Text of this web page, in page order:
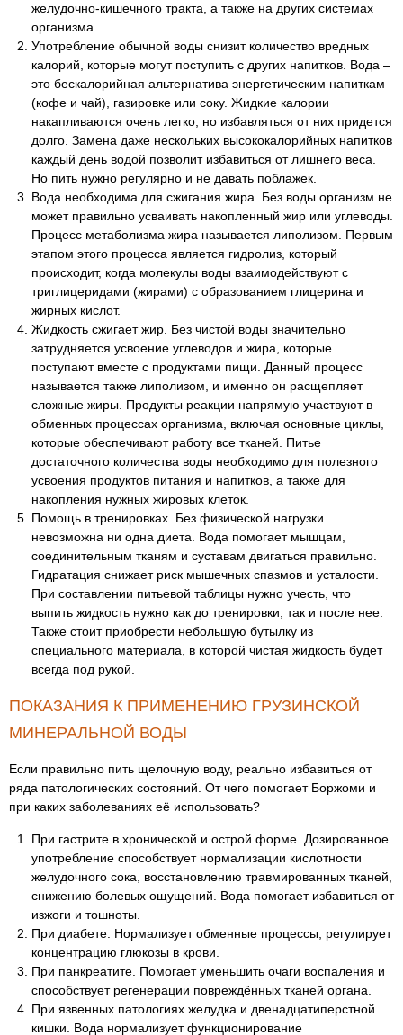
желудочно-кишечного тракта, а также на других системах
организма.
Употребление обычной воды снизит количество вредных
калорий, которые могут поступить с других напитков. Вода –
это бескалорийная альтернатива энергетическим напиткам
(кофе и чай), газировке или соку. Жидкие калории
накапливаются очень легко, но избавляться от них придется
долго. Замена даже нескольких высококалорийных напитков
каждый день водой позволит избавиться от лишнего веса.
Но пить нужно регулярно и не давать поблажек.
Вода необходима для сжигания жира. Без воды организм не
может правильно усваивать накопленный жир или углеводы.
Процесс метаболизма жира называется липолизом. Первым
этапом этого процесса является гидролиз, который
происходит, когда молекулы воды взаимодействуют с
триглицеридами (жирами) с образованием глицерина и
жирных кислот.
Жидкость сжигает жир. Без чистой воды значительно
затрудняется усвоение углеводов и жира, которые
поступают вместе с продуктами пищи. Данный процесс
называется также липолизом, и именно он расщепляет
сложные жиры. Продукты реакции напрямую участвуют в
обменных процессах организма, включая основные циклы,
которые обеспечивают работу все тканей. Питье
достаточного количества воды необходимо для полезного
усвоения продуктов питания и напитков, а также для
накопления нужных жировых клеток.
Помощь в тренировках. Без физической нагрузки
невозможна ни одна диета. Вода помогает мышцам,
соединительным тканям и суставам двигаться правильно.
Гидратация снижает риск мышечных спазмов и усталости.
При составлении питьевой таблицы нужно учесть, что
выпить жидкость нужно как до тренировки, так и после нее.
Также стоит приобрести небольшую бутылку из
специального материала, в которой чистая жидкость будет
всегда под рукой.
ПОКАЗАНИЯ К ПРИМЕНЕНИЮ ГРУЗИНСКОЙ
МИНЕРАЛЬНОЙ ВОДЫ
Если правильно пить щелочную воду, реально избавиться от
ряда патологических состояний. От чего помогает Боржоми и
при каких заболеваниях её использовать?
При гастрите в хронической и острой форме. Дозированное
употребление способствует нормализации кислотности
желудочного сока, восстановлению травмированных тканей,
снижению болевых ощущений. Вода помогает избавиться от
изжоги и тошноты.
При диабете. Нормализует обменные процессы, регулирует
концентрацию глюкозы в крови.
При панкреатите. Помогает уменьшить очаги воспаления и
способствует регенерации повреждённых тканей органа.
При язвенных патологиях желудка и двенадцатиперстной
кишки. Вода нормализует функционирование